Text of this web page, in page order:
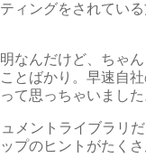
ィングをされてい
なんだけど、ちゃ
とばかり。早速自
て思っちゃいました
メントライブラリ
プのヒントがたくさ